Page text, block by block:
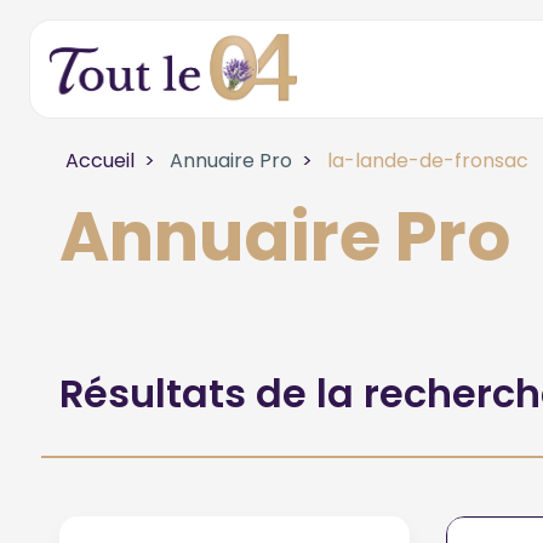
Accueil Annuaire Pro la-lande-de-fronsac
Annuaire Pro
Résultats de la